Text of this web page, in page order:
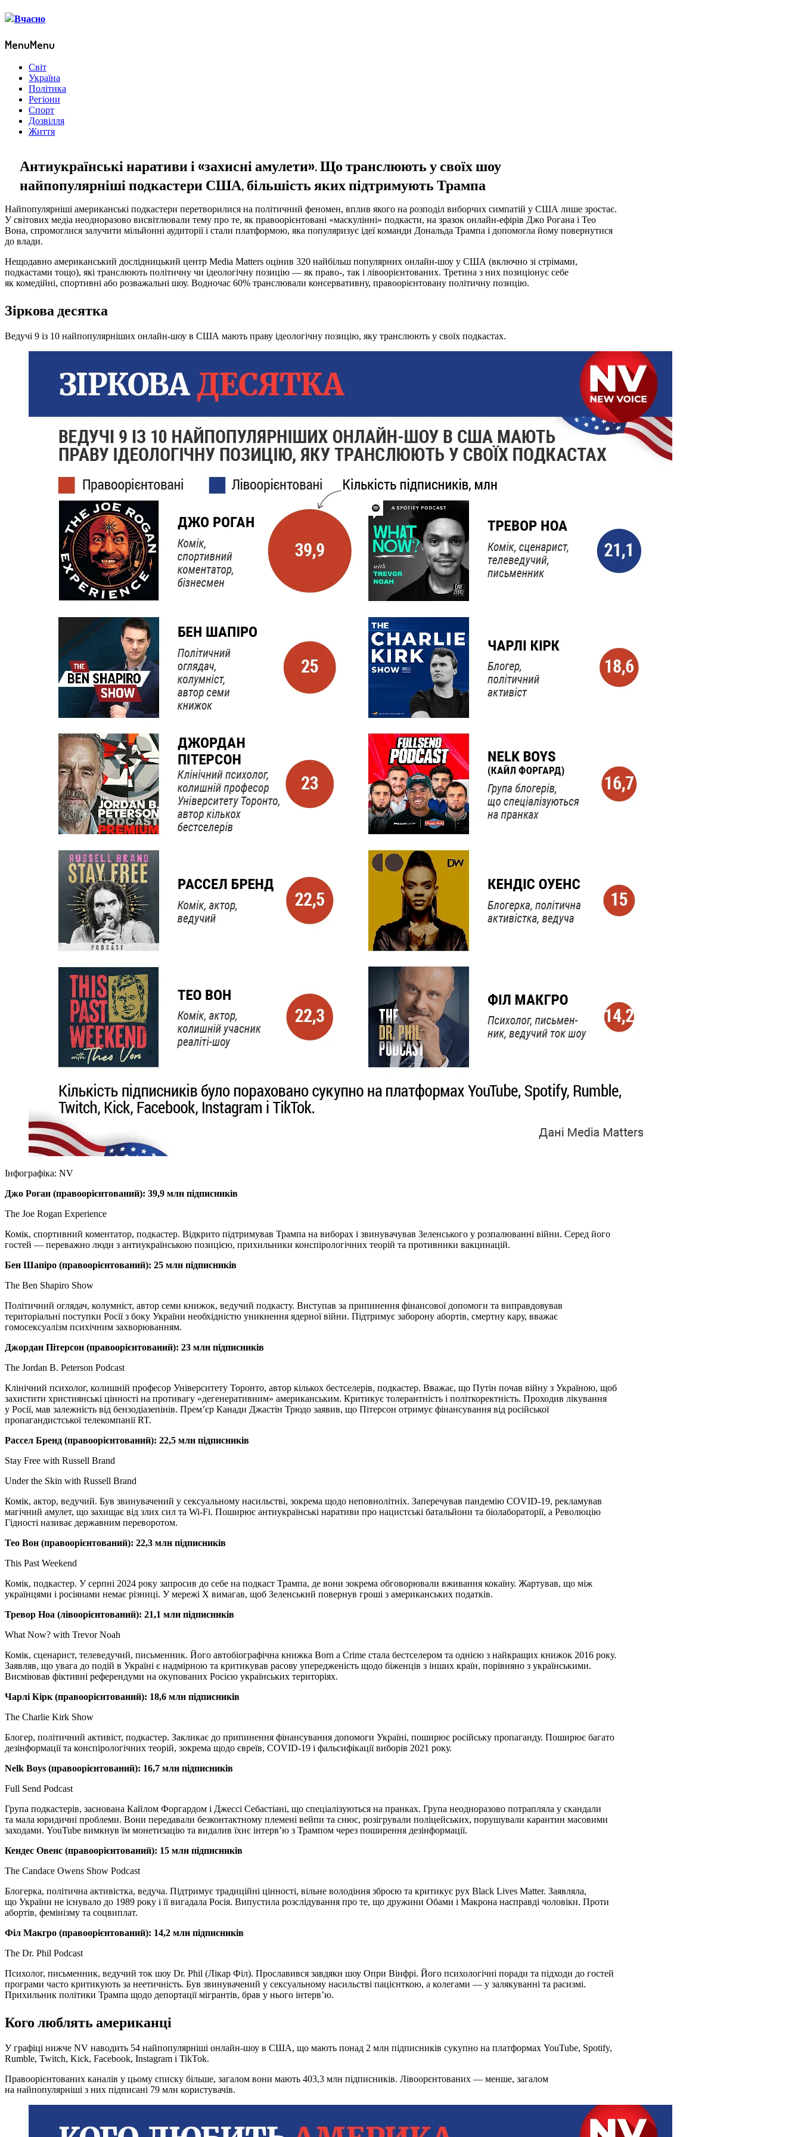
MenuMenu
Світ
Україна
Політика
Регіони
Спорт
Дозвілля
Життя
Антиукраїнські наративи і «захисні амулети». Що транслюють у своїх шоу
найпопулярніші подкастери США, більшість яких підтримують Трампа
Найпопулярніші американські подкастери перетворилися на політичний феномен, вплив якого на розподіл виборчих симпатій у США лише зростає.
У світових медіа неодноразово висвітлювали тему про те, як правоорієнтовані «маскулінні» подкасти, на зразок онлайн-ефірів Джо Рогана і Тео
Вона, спромоглися залучити мільйонні аудиторії і стали платформою, яка популяризує ідеї команди Дональда Трампа і допомогла йому повернутися
до влади.
Нещодавно американський дослідницький центр Media Matters оцінив 320 найбільш популярних онлайн-шоу у США (включно зі стрімами,
подкастами тощо), які транслюють політичну чи ідеологічну позицію — як право-, так і лівоорієнтованих. Третина з них позиціонує себе
як комедійні, спортивні або розважальні шоу. Водночас 60% транслювали консервативну, правоорієнтовану політичну позицію.
Зіркова десятка
Ведучі 9 із 10 найпопулярніших онлайн-шоу в США мають праву ідеологічну позицію, яку транслюють у своїх подкастах.
Інфографіка: NV
Джо Роган (правоорієнтований): 39,9 млн підписників
The Joe Rogan Experience
Комік, спортивний коментатор, подкастер. Відкрито підтримував Трампа на виборах і звинувачував Зеленського у розпалюванні війни. Серед його
гостей — переважно люди з антиукраїнською позицією, прихильники конспірологічних теорій та противники вакцинацій.
Бен Шапіро (правоорієнтований): 25 млн підписників
The Ben Shapiro Show
Політичний оглядач, колумніст, автор семи книжок, ведучий подкасту. Виступав за припинення фінансової допомоги та виправдовував
територіальні поступки Росії з боку України необхідністю уникнення ядерної війни. Підтримує заборону абортів, смертну кару, вважає
гомосексуалізм психічним захворюванням.
Джордан Пітерсон (правоорієнтований): 23 млн підписників
The Jordan B. Peterson Podcast
Клінічний психолог, колишній професор Університету Торонто, автор кількох бестселерів, подкастер. Вважає, що Путін почав війну з Україною, щоб
захистити християнські цінності на противагу «дегенеративним» американським. Критикує толерантність і політкоректність. Проходив лікування
у Росії, мав залежність від бензодіазепінів. Прем’єр Канади Джастін Трюдо заявив, що Пітерсон отримує фінансування від російської
пропагандистської телекомпанії RT.
Рассел Бренд (правоорієнтований): 22,5 млн підписників
Stay Free with Russell Brand
Under the Skin with Russell Brand
Комік, актор, ведучий. Був звинувачений у сексуальному насильстві, зокрема щодо неповнолітніх. Заперечував пандемію COVID-19, рекламував
магічний амулет, що захищає від злих сил та Wi-Fi. Поширює антиукраїнські наративи про нацистські батальйони та біолабораторії, а Революцію
Гідності називає державним переворотом.
Тео Вон (правоорієнтований): 22,3 млн підписників
This Past Weekend
Комік, подкастер. У серпні 2024 року запросив до себе на подкаст Трампа, де вони зокрема обговорювали вживання кокаїну. Жартував, що між
українцями і росіянами немає різниці. У мережі Х вимагав, щоб Зеленський повернув гроші з американських податків.
Тревор Ноа (лівоорієнтований): 21,1 млн підписників
What Now? with Trevor Noah
Комік, сценарист, телеведучий, письменник. Його автобіографічна книжка Born a Crime стала бестселером та однією з найкращих книжок 2016 року.
Заявляв, що увага до подій в Україні є надмірною та критикував расову упередженість щодо біженців з інших країн, порівняно з українськими.
Висміював фіктивні референдуми на окупованих Росією українських територіях.
Чарлі Кірк (правоорієнтований): 18,6 млн підписників
The Charlie Kirk Show
Блогер, політичний активіст, подкастер. Закликає до припинення фінансування допомоги Україні, поширює російську пропаганду. Поширює багато
дезінформації та конспірологічних теорій, зокрема щодо євреїв, COVID-19 і фальсифікації виборів 2021 року.
Nelk Boys (правоорієнтований): 16,7 млн підписників
Full Send Podcast
Група подкастерів, заснована Кайлом Форгардом і Джессі Себастіані, що спеціалізуються на пранках. Група неодноразово потрапляла у скандали
та мала юридичні проблеми. Вони передавали безконтактному племені вейпи та снюс, розігрували поліцейських, порушували карантин масовими
заходами. YouTube вимкнув їм монетизацію та видалив їхнє інтерв’ю з Трампом через поширення дезінформації.
Кендес Овенс (правоорієнтований): 15 млн підписників
Тhe Candace Owens Show Podcast
Блогерка, політична активістка, ведуча. Підтримує традиційні цінності, вільне володіння зброєю та критикує рух Black Lives Matter. Заявляла,
що України не існувало до 1989 року і її вигадала Росія. Випустила розслідування про те, що дружини Обами і Макрона насправді чоловіки. Проти
абортів, фемінізму та соцвиплат.
Філ Макгро (правоорієнтований): 14,2 млн підписників
The Dr. Phil Podcast
Психолог, письменник, ведучий ток шоу Dr. Phil (Лікар Філ). Прославився завдяки шоу Опри Вінфрі. Його психологічні поради та підходи до гостей
програми часто критикують за неетичність. Був звинувачений у сексуальному насильстві пацієнткою, а колегами — у залякуванні та расизмі.
Прихильник політики Трампа щодо депортації мігрантів, брав у нього інтерв’ю.
Кого люблять американці
У графіці нижче NV наводить 54 найпопулярніші онлайн-шоу в США, що мають понад 2 млн підписників сукупно на платформах YouTube, Spotify,
Rumble, Twitch, Kick, Facebook, Instagram і TikTok.
Правоорієнтованих каналів у цьому списку більше, загалом вони мають 403,3 млн підписників. Лівоорєнтованих — менше, загалом
на найпопулярніші з них підписані 79 млн користувачів.